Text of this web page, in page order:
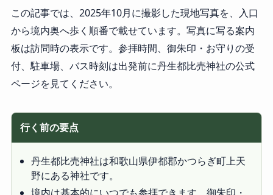
この記事では、2025年10月に撮影した現地写真を、入口
から境内奥へ歩く順番で載せています。写真に写る案内
板は訪問時の表示です。参拝時間、御朱印・お守りの受
付、駐車場、バス時刻は出発前に丹生都比売神社の公式
ページを見てください。
行く前の要点
丹生都比売神社は和歌山県伊都郡かつらぎ町上天
野にある神社です。
境内は基本的にいつでも参拝できます。御朱印・